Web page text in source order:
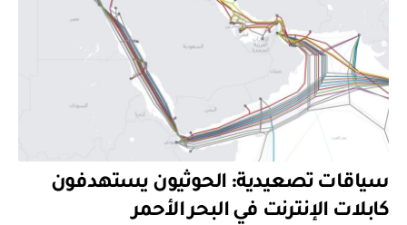
سياقات تصعيدية: الحوثيون يستهدفون
كابلات الإنترنت في البحر الأحمر